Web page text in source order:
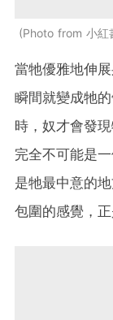
Photo from 小紅
當牠優雅地伸
瞬間就變成牠
時，奴才會發
完全不可能是
是牠最中意的
包圍的感覺，